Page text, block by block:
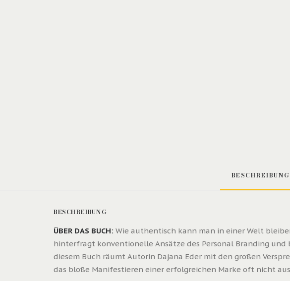
BESCHREIBUNG
BESCHREIBUNG
ÜBER DAS BUCH: Wie authentisch kann man in einer Welt
hinterfragt konventionelle Ansätze des Personal Branding
diesem Buch räumt Autorin Dajana Eder mit den großen
das bloße Manifestieren einer erfolgreichen Marke oft nicht